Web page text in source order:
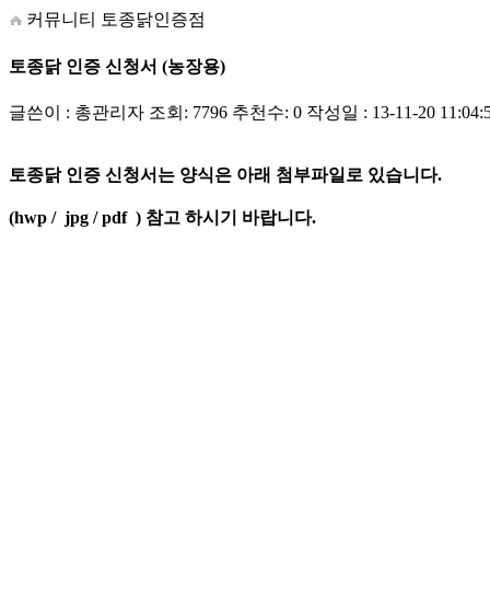
커뮤니티 토종닭인증점
토종닭 인증 신청서 (농장용)
글쓴이 : 총관리자 조회: 7796 추천수: 0 작성일 : 13-11-20
토종닭 인증 신청서는 양식은 아래 첨부파일로 있습니다.
(hwp / jpg / pdf ) 참고 하시기 바랍니다.